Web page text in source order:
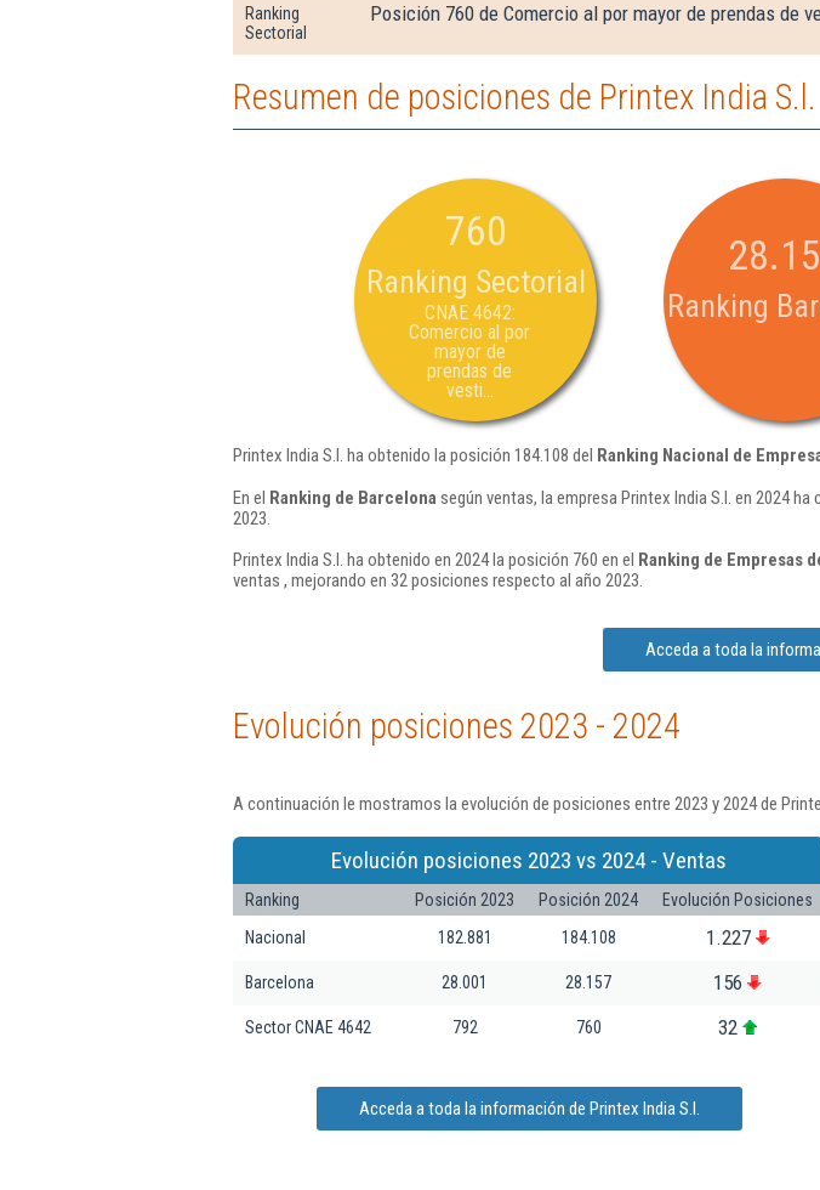
Ranking
Sectorial
Posición 760 de Comercio al por mayor de prendas de
Resumen de posiciones de Printex India S.l.
760
Ranking Sectorial
CNAE 4642:
Comercio al por
mayor de
prendas de
vesti...
Ranking
Printex India S.l. ha obtenido la posición 184.108 del Ranking Nacional de
En el Ranking de Barcelona según ventas, la empresa Printex India S.l. en 2024
2023.
Printex India S.l. ha obtenido en 2024 la posición 760 en el Ranking de Empresas
ventas , mejorando en 32 posiciones respecto al año 2023.
Acceda a toda la
Evolución posiciones 2023 - 2024
A continuación le mostramos la evolución de posiciones entre 2023 y 2024 de
Evolución posiciones 2023 vs 2024 - Ventas
Ranking Posición 2023 Posición 2024
Evolución Posiciones
Nacional
182.881 184.108 1.227
Barcelona 28.001 28.157 156
Sector CNAE 4642 792 760 32
Acceda a toda la información de Printex India S.l.